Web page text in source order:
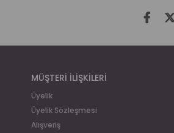
MÜŞTERİ İLİŞKİLERİ
Üyelik
Üyelik Sözleşmesi
Alışveriş